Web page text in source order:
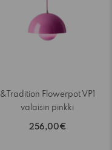
&Tradition Flowerpot VP1
valaisin pinkki
256,00€